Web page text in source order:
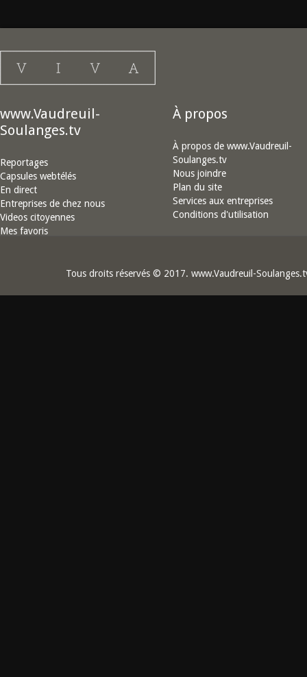
www.Vaudreuil-
Soulanges.tv
Reportages
Capsules webtélés
En direct
Entreprises de chez nous
Videos citoyennes
Mes favoris
À propos
À propos de www.Vaudreuil-
Soulanges.tv
Nous joindre
Plan du site
Services aux entreprises
Conditions d'utilisation
Tous droits réservés © 2017. www.Vaudreuil-